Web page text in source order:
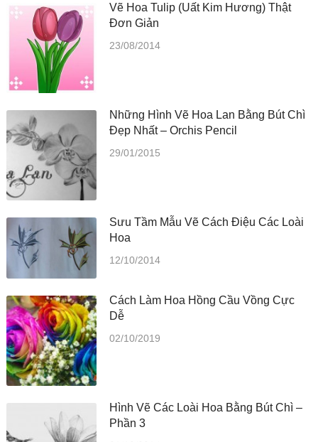
Vẽ Hoa Tulip (Uất Kim Hương) Thật
Đơn Giản
23/08/2014
Những Hình Vẽ Hoa Lan Bằng Bút Chì
Đẹp Nhất – Orchis Pencil
29/01/2015
Sưu Tầm Mẫu Vẽ Cách Điệu Các Loài
Hoa
12/10/2014
Cách Làm Hoa Hồng Cầu Vồng Cực
Dễ
02/10/2019
Hình Vẽ Các Loài Hoa Bằng Bút Chì –
Phần 3